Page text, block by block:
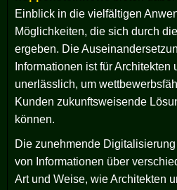
Einblick in die vielfältigen
Möglichkeiten, die sich durch
ergeben. Die
Informationen ist für Architekten
unerlässlich, um
Kunden zukunftsweisende
können.
Die zunehmende
von Informationen über
Art und Weise, wie Architekten